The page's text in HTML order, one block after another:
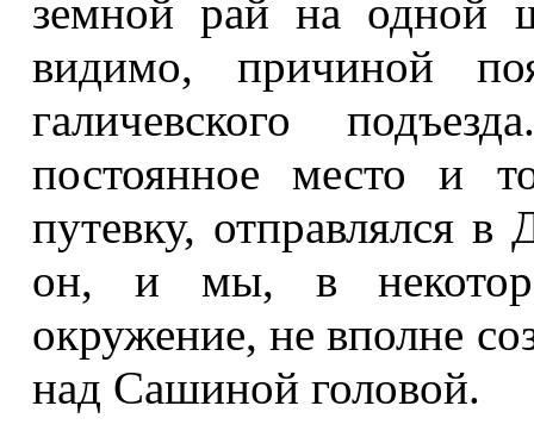
земной рай на одной
видимо, причиной
галичевского
постоянное место и
путевку, отправлялся
он, и мы, в
окружение, не вполне
над Сашиной головой.